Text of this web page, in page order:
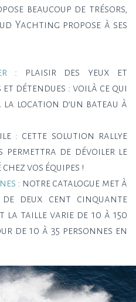
beaucoup de trésors,
Yachting propose à ses
: plaisir des yeux et
et détendues : voilà ce qui
la location d’un bateau à
: cette solution rallye
permettra de dévoiler le
vos équipes !
: notre catalogue met à
deux cent cinquante
la taille varie de 10 à 150
de 10 à 35 personnes en